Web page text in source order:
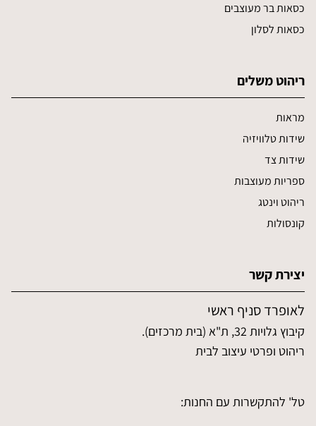
כסאות בר מעוצבים
כסאות לסלון
ריהוט משלים
מראות
שידות טלוויזיה
שידות צד
ספריות מעוצבות
ריהוט וינטג
קונסולות
יצירת קשר
לאופרד סניף ראשי
קיבוץ גלויות 32, ת"א (בית מרכזים).
ריהוט ופרטי עיצוב לבית
טל' להתקשרות עם החנות: